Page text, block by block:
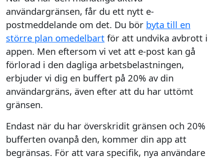
användargränsen, får du ett nytt e-
postmeddelande om det. Du bör byta till en
större plan omedelbart för att undvika avbrott i
appen. Men eftersom vi vet att e-post kan gå
förlorad i den dagliga arbetsbelastningen,
erbjuder vi dig en buffert på 20% av din
användargräns, även efter att du har uttömt
gränsen.
Endast när du har överskridit gränsen och 20%
bufferten ovanpå den, kommer din app att
begränsas. För att vara specifik, nya användare